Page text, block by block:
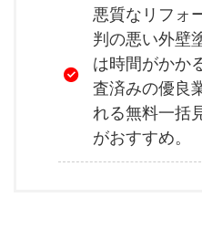
悪質なリフォ
判の悪い外壁
は時間がかか
査済みの優良
れる無料一括
がおすすめ。